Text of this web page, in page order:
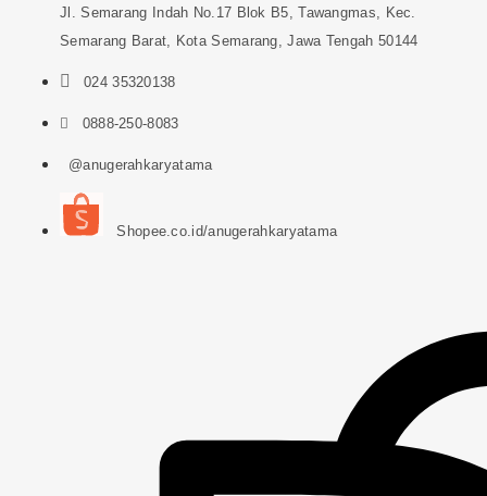
Jl. Semarang Indah No.17 Blok B5, Tawangmas, Kec.
Semarang Barat, Kota Semarang, Jawa Tengah 50144
024 35320138
0888-250-8083
@anugerahkaryatama
Shopee.co.id/anugerahkaryatama